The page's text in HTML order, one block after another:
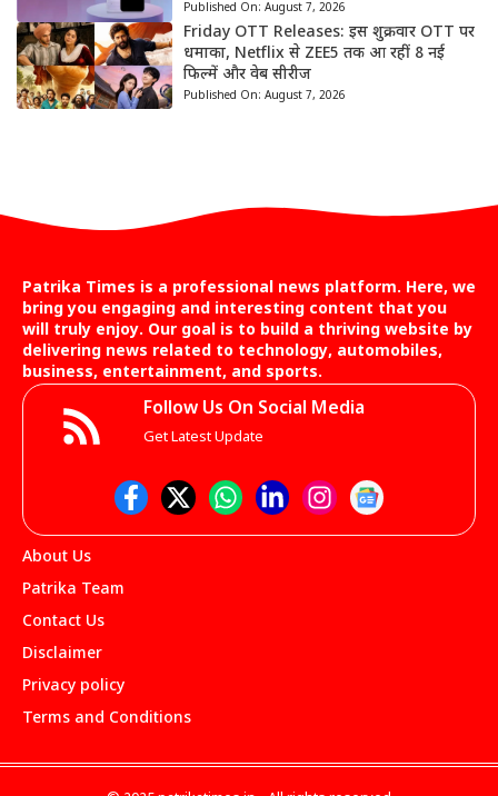
Published On: August 7, 2026
Friday OTT Releases: इस शुक्रवार OTT पर
धमाका, Netflix से ZEE5 तक आ रहीं 8 नई
फिल्में और वेब सीरीज
Published On: August 7, 2026
Patrika Times is a professional news platform. Here, we
bring you engaging and interesting content that you
will truly enjoy. Our goal is to build a thriving website by
delivering news related to technology, automobiles,
business, entertainment, and sports.
Follow Us On Social Media
Get Latest Update
About Us
Patrika Team
Contact Us
Disclaimer
Privacy policy
Terms and Conditions